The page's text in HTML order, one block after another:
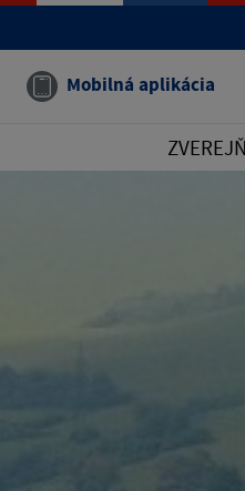
Mobilná aplikácia